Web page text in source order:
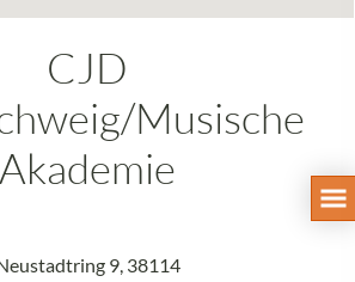
CJD
Musische
Akademie
9, 38114